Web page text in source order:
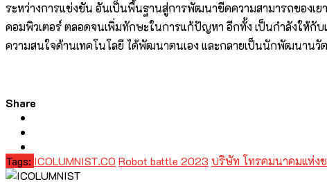
ระหว่างการแข่งขัน อันเป็นพื้นฐานสู่การพัฒนาขีดความสามารถของเ
คอมพิวเตอร์ ตลอดจนเพิ่มทักษะในการแก้ปัญหา อีกทั้ง เป็นกำลังใ
ความสนใจด้านเทคโนโลยี ได้พัฒนาตนเอง และกลายเป็นนักพัฒนาน
Share
Tags: ICOLUMNIST.CO Robot battle 2023 บริษัท โทรคมนาคมแห่ง